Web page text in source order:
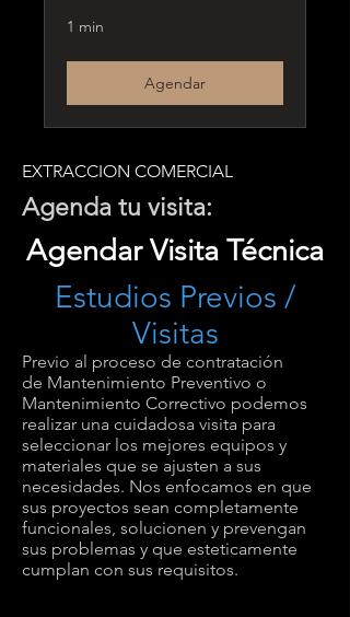
1 min
Agendar
EXTRACCION COMERCIAL
Agenda tu visita:
Agendar Visita Técnica
Estudios Previos /
Visitas
Previo al proceso de contratación
de Mantenimiento Preventivo o
Mantenimiento Correctivo podemos
realizar una cuidadosa visita para
seleccionar los mejores equipos y
materiales que se ajusten a sus
necesidades. Nos enfocamos en que
sus proyectos sean completamente
funcionales, solucionen y prevengan
sus problemas y que esteticamente
cumplan con sus requisitos.